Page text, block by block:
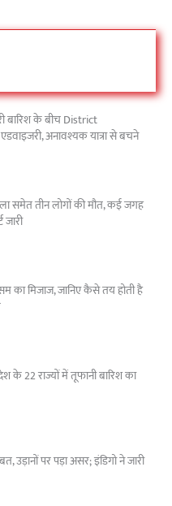
बारिश के बीच District
अनावश्यक यात्रा से बचने
समेत तीन लोगों की मौत, कई जगह
का मिजाज, जानिए कैसे तय होती है
के 22 राज्यों में तूफानी बारिश का
उड़ानों पर पड़ा असर; इंडिगो ने जारी